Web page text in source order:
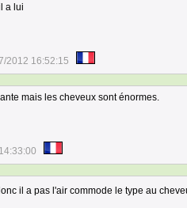
a lui
2012 16:52:15
mais les cheveux sont énormes.
il a pas l'air commode le type au